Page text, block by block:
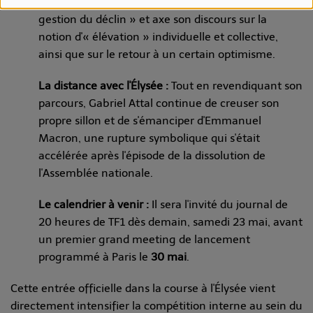
gestion du déclin » et axe son discours sur la
notion d'« élévation » individuelle et collective,
ainsi que sur le retour à un certain optimisme.
La distance avec l'Élysée : Tout en revendiquant son
parcours, Gabriel Attal continue de creuser son
propre sillon et de s'émanciper d'Emmanuel
Macron, une rupture symbolique qui s'était
accélérée après l'épisode de la dissolution de
l'Assemblée nationale.
Le calendrier à venir : Il sera l'invité du journal de
20 heures de TF1 dès demain, samedi 23 mai, avant
un premier grand meeting de lancement
programmé à Paris le 30 mai.
Cette entrée officielle dans la course à l'Élysée vient
directement intensifier la compétition interne au sein du